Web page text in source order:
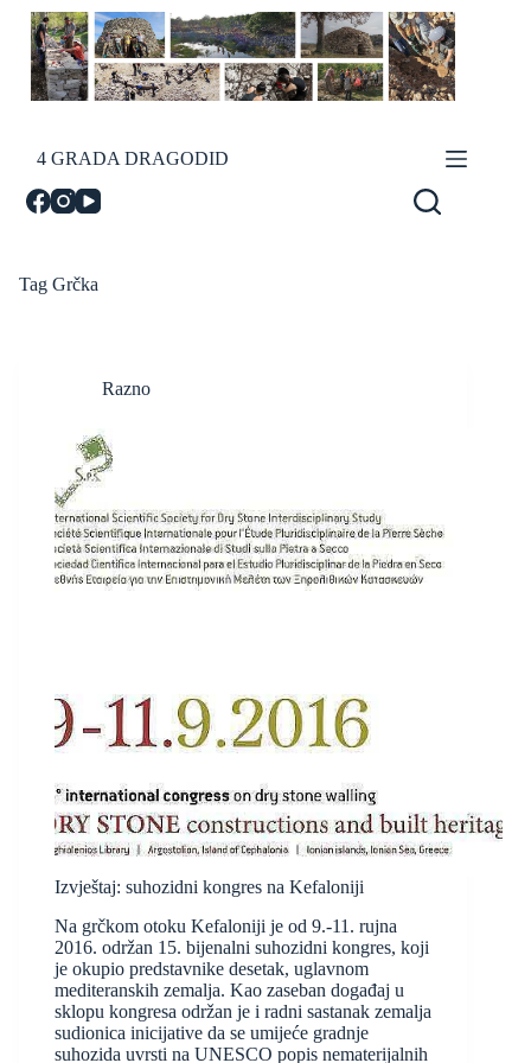
Skip
content
4 GRADA DRAGODID
Tag Grčka
Razno
Izvještaj: suhozidni kongres na Kefaloniji
Na grčkom otoku Kefaloniji je od 9.-11. rujna
2016. održan 15. bijenalni suhozidni kongres, koji
je okupio predstavnike desetak, uglavnom
mediteranskih zemalja. Kao zaseban događaj u
sklopu kongresa održan je i radni sastanak zemalja
sudionica inicijative da se umijeće gradnje
suhozida uvrsti na UNESCO popis nematerijalnih